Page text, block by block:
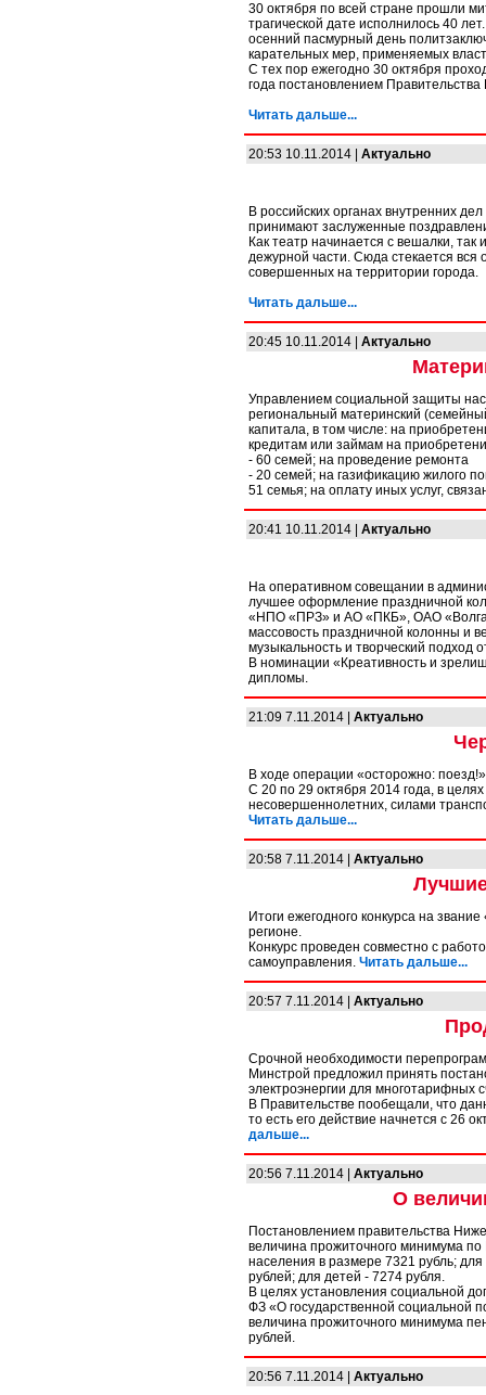
30 октября по всей стране прошли
трагической дате исполнилось 40
осенний пасмурный день
карательных мер, применяемых
С тех пор ежегодно 30 октября
года постановлением
Читать дальше...
20:53 10.11.2014 | Актуально
В российских органах внутренних
принимают заслуженные
Как театр начинается с вешалки,
дежурной части. Сюда стекается
совершенных на территории города.
Читать дальше...
20:45 10.11.2014 | Актуально
Управлением социальной защиты
региональный материнский
капитала, в том числе: на
кредитам или займам на
- 60 семей; на проведение ремонта
- 20 семей; на газификацию жилого
51 семья; на оплату иных услуг,
20:41 10.11.2014 | Актуально
На оперативном совещании в
лучшее оформление праздничной
«НПО «ПРЗ» и АО «ПКБ», ОАО
массовость праздничной колонны и
музыкальность и творческий
В номинации «Креативность и
дипломы.
21:09 7.11.2014 | Актуально
В ходе операции «осторожно:
С 20 по 29 октября 2014 года, в
несовершеннолетних, силами
Читать дальше...
20:58 7.11.2014 | Актуально
Итоги ежегодного конкурса на
регионе.
Конкурс проведен совместно с
самоуправления. Читать дальше...
20:57 7.11.2014 | Актуально
Срочной необходимости
Минстрой предложил принять
электроэнергии для многотарифных
В Правительстве пообещали, что
то есть его действие начнется с 26
дальше...
20:56 7.11.2014 | Актуально
О
Постановлением правительства
величина прожиточного минимума по
населения в размере 7321 рубль;
рублей; для детей - 7274 рубля.
В целях установления социальной
ФЗ «О государственной социальной
величина прожиточного минимума
рублей.
20:56 7.11.2014 | Актуально